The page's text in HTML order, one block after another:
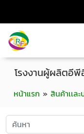
หน้าแรก » สินค้าเเล
โรงงานผู้ผลิตอีพี